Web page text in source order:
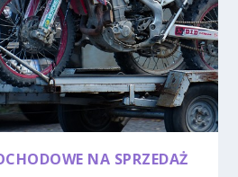
NA SPRZEDAŻ